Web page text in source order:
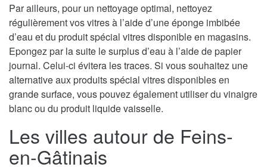
Par ailleurs, pour un nettoyage optimal, nettoyez
régulièrement vos vitres à l’aide d’une éponge imbibée
d’eau et du produit spécial vitres disponible en magasins.
Epongez par la suite le surplus d’eau à l’aide de papier
journal. Celui-ci évitera les traces. Si vous souhaitez une
alternative aux produits spécial vitres disponibles en
grande surface, vous pouvez également utiliser du vinaigre
blanc ou du produit liquide vaisselle.
Les villes autour de Feins-
en-Gâtinais